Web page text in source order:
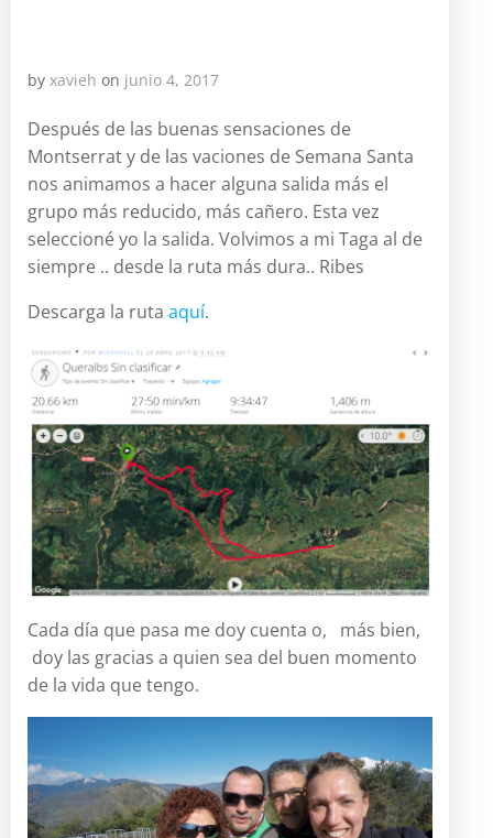
by xavieh on junio 4, 2017
Después de las buenas sensaciones de
Montserrat y de las vaciones de Semana Santa
nos animamos a hacer alguna salida más el
grupo más reducido, más cañero. Esta vez
seleccioné yo la salida. Volvimos a mi Taga al de
siempre .. desde la ruta más dura.. Ribes
Descarga la ruta aquí.
Cada día que pasa me doy cuenta o, más bien,
doy las gracias a quien sea del buen momento
de la vida que tengo.